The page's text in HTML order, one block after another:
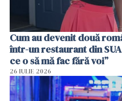
Cum au devenit două
într-un restaurant din
ce o să mă fac fără voi”
26 IULIE 2026